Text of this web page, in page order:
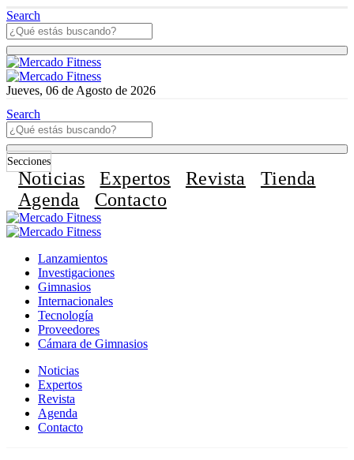
Search
Jueves, 06 de Agosto de 2026
Search
Secciones
Noticias Expertos Revista
Tienda
Agenda
Contacto
Lanzamientos
Investigaciones
Gimnasios
Internacionales
Tecnología
Proveedores
Cámara de Gimnasios
Noticias
Expertos
Revista
Agenda
Contacto